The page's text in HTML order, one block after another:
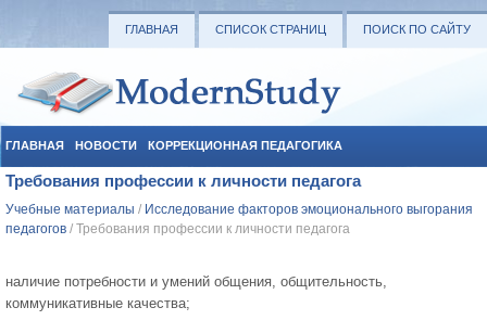
ГЛАВНАЯ СПИСОК СТРАНИЦ ПОИСК ПО САЙТУ
ГЛАВНАЯ НОВОСТИ КОРРЕКЦИОННАЯ ПЕДАГОГИКА
СОЦИАЛЬНАЯ ПЕДАГОГИКА УЧЕБНЫЕ МАТЕРИАЛЫ
Требования профессии к личности педагога
Учебные материалы / Исследование факторов эмоционального выгорания
педагогов / Требования профессии к личности педагога
наличие потребности и умений общения, общительность,
коммуникативные качества;